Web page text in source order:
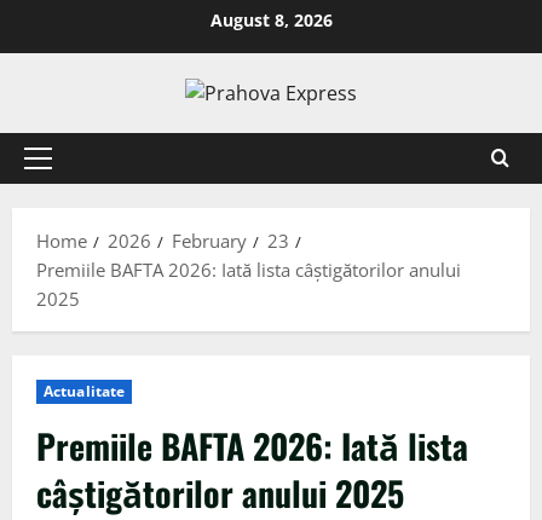
August 8, 2026
Home 2026 February
23
Premiile BAFTA 2026: Iată lista câștigătorilor anului
2025
Actualitate
Premiile BAFTA 2026: Iată lista
câștigătorilor anului 2025